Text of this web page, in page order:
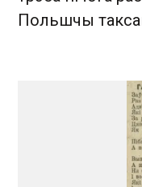
Польшчы